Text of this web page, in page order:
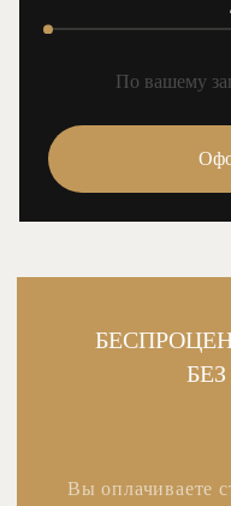
По вашему
Вы оплачиваете